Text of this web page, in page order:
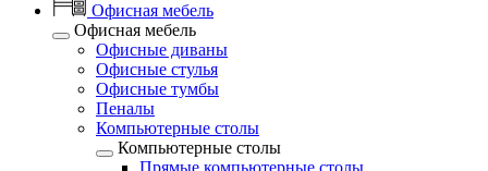
Офисная мебель
Офисная мебель
Офисные диваны
Офисные стулья
Офисные тумбы
Пеналы
Компьютерные столы
Компьютерные столы
Прямые компьютерные столы